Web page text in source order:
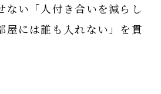
い「人付き合いを減らし
屋には誰も入れない」を貫